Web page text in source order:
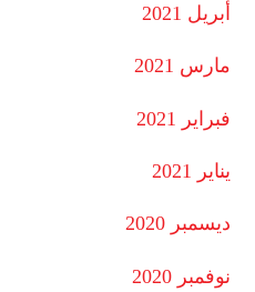
أبريل 2021
مارس 2021
فبراير 2021
يناير 2021
ديسمبر 2020
نوفمبر 2020